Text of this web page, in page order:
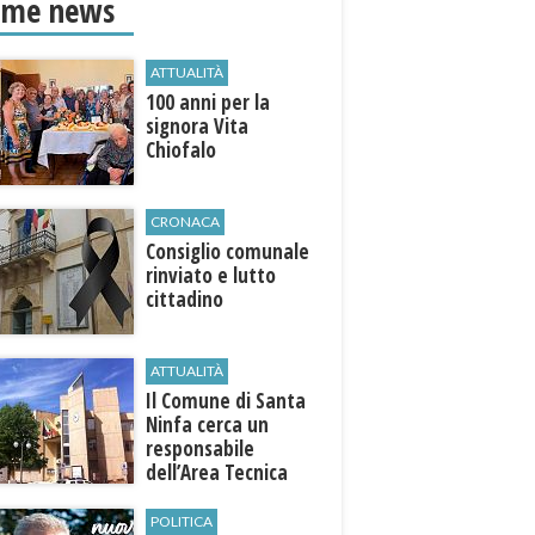
news
ATTUALITÀ
100 anni per la
signora Vita
Chiofalo
CRONACA
Consiglio comunale
rinviato e lutto
cittadino
ATTUALITÀ
Il Comune di ​Santa
Ninfa cerca un
responsabile
dell’Area Tecnica
POLITICA